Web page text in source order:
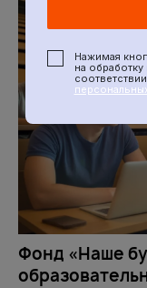
Фонд «Наше
Нажимая
на